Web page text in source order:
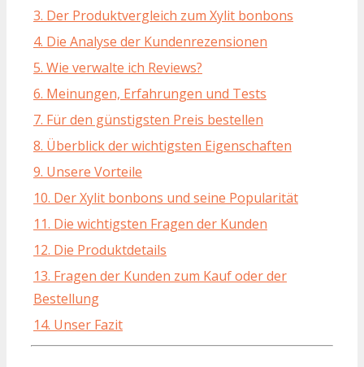
3. Der Produktvergleich zum Xylit bonbons
4. Die Analyse der Kundenrezensionen
5. Wie verwalte ich Reviews?
6. Meinungen, Erfahrungen und Tests
7. Für den günstigsten Preis bestellen
8. Überblick der wichtigsten Eigenschaften
9. Unsere Vorteile
10. Der Xylit bonbons und seine Popularität
11. Die wichtigsten Fragen der Kunden
12. Die Produktdetails
13. Fragen der Kunden zum Kauf oder der
Bestellung
14. Unser Fazit